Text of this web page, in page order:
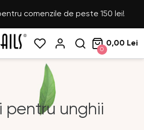
comenzile de peste 150 lei!
0
0,00 Lei
pentru unghii